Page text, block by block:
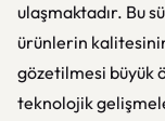
ulaşmaktadır. Bu
ürünlerin
gözetilmesi büyük
teknolojik